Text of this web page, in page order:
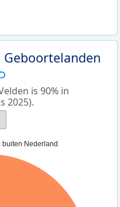
is 90% in
2025).
buiten Nederland